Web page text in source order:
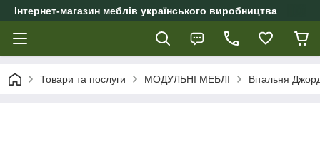
Інтернет-магазин меблів українського виробництва
Товари та послуги МОДУЛЬНІ МЕБЛІ Вітальня